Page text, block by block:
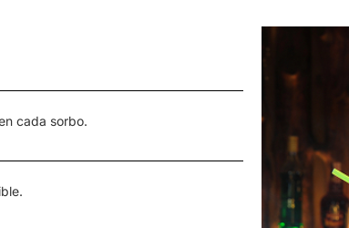
cada sorbo.